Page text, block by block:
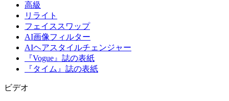
高級
リライト
フェイススワップ
AI画像フィルター
AIヘアスタイルチェンジャー
『Vogue』誌の表紙
『タイム』誌の表紙
ビデオ